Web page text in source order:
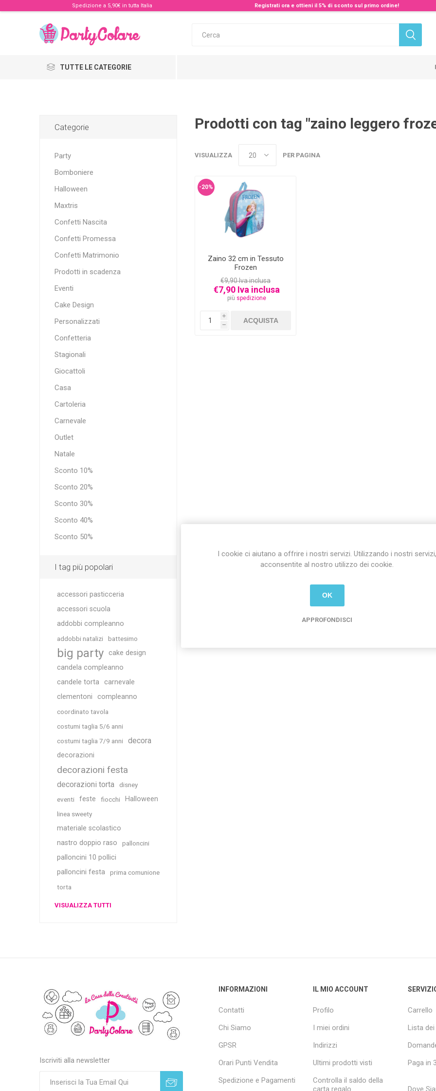
Spedizione a 5,90€ in tutta Italia Registrati ora e ottieni il 5% di sconto sul primo ordine!
TUTTE LE CATEGORIE
Prodotti con tag "zaino leggero
VISUALIZZA PER PAGINA
-20%
Zaino 32 cm in Tessuto
Frozen
€9,90 Iva inclusa
€7,90 Iva inclusa
più spedizione
i
h
Categorie
Party
Bomboniere
Halloween
Maxtris
Confetti Nascita
Confetti Promessa
Confetti Matrimonio
Prodotti in scadenza
Eventi
Cake Design
Personalizzati
Confetteria
Stagionali
Giocattoli
Casa
Cartoleria
Carnevale
Outlet
Natale
Sconto 10%
Sconto 20%
Sconto 30%
Sconto 40%
Sconto 50%
I tag più popolari
accessori pasticceria
accessori scuola
addobbi compleanno
addobbi natalizi battesimo
big party
cake design
candela compleanno
candele torta
carnevale
clementoni
compleanno
coordinato tavola
costumi taglia 5/6 anni
costumi taglia 7/9 anni
decora
decorazioni
decorazioni festa
decorazioni torta
disney
eventi
feste fiocchi Halloween
linea sweety
materiale scolastico
nastro doppio raso
palloncini
palloncini 10 pollici
palloncini festa
prima comunione
torta
VISUALIZZA TUTTI
Iscriviti alla newsletter
INFORMAZIONI
Contatti
Chi Siamo
GPSR
Orari Punti Vendita
Spedizione e Pagamenti
IL MIO ACCOUNT
Profilo
I miei ordini
Indirizzi
Ultimi prodotti visti
Controlla il saldo della
carta regalo
Carrello
Lista
Paga in
Dove
I cookie ci aiutano a offrire i nostri servizi. Utilizzando i nostri servizi,
acconsentite al nostro utilizzo dei cookie.
OK
APPROFONDISCI